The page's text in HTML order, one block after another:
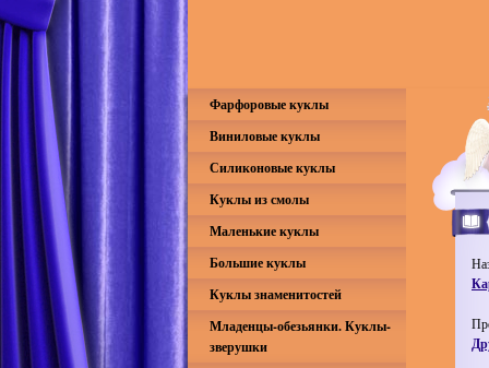
Фарфоровые куклы
Виниловые куклы
Силиконовые куклы
Куклы из смолы
Маленькие куклы
Большие куклы
Куклы знаменитостей
Младенцы-обезьянки. Куклы-
зверушки